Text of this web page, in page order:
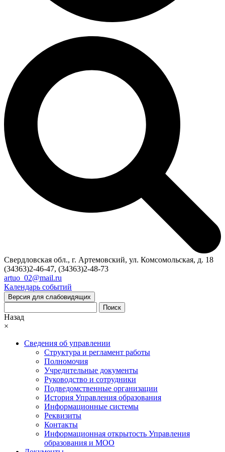
Свердловская обл., г. Артемовский, ул. Комсомольская, д. 18
(34363)2-46-47, (34363)2-48-73
artuo_02@mail.ru
Календарь событий
Версия для слабовидящих
Поиск
Назад
×
Сведения об управлении
Структура и регламент работы
Полномочия
Учредительные документы
Руководство и сотрудники
Подведомственные организации
История Управления образования
Информационные системы
Реквизиты
Контакты
Информационная открытость Управления
образования и МОО